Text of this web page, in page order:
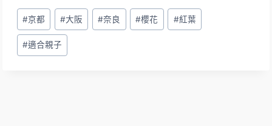
Post
Tags:
#京都 #大阪 #奈良 #櫻花 #紅葉
#適合親子